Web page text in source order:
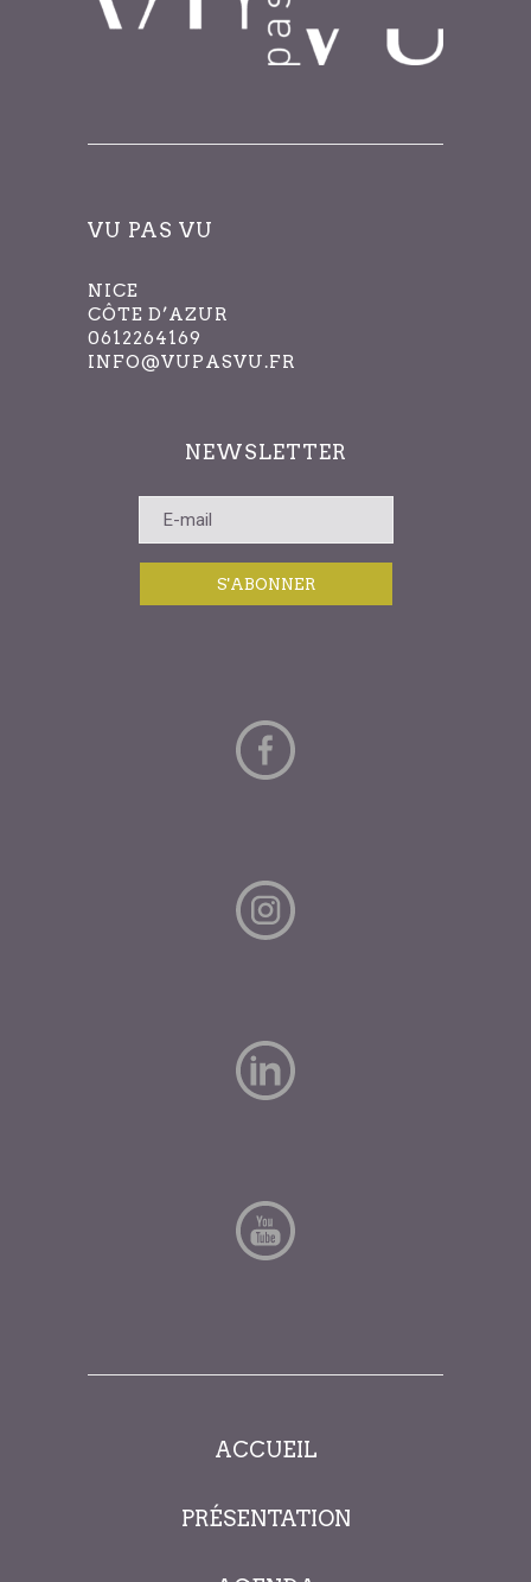
VU PAS VU
NICE
CÔTE D’AZUR
0612264169
INFO@VUPASVU.FR
NEWSLETTER
S'ABONNER
ACCUEIL
PRÉSENTATION